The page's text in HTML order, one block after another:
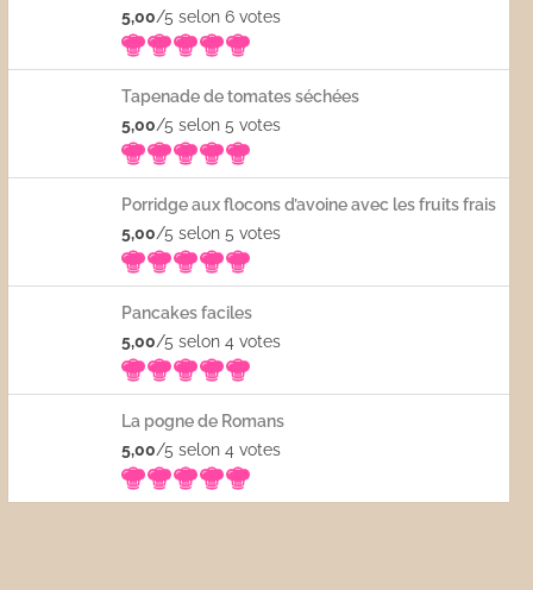
5,00/5 selon 6votes
Tapenade de tomates séchées
5,00/5 selon 5votes
Porridge aux flocons d’avoine avec les fruits frais
5,00/5 selon 5votes
Pancakes faciles
5,00/5 selon 4votes
La pogne de Romans
5,00/5 selon 4votes